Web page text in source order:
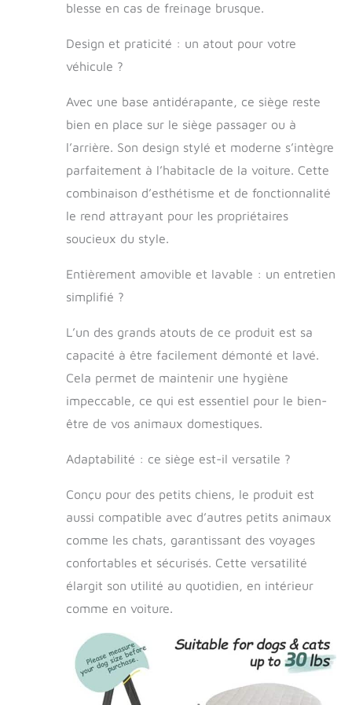
auto pour
compagnie
dispose de
adapté pour les
petits chiens.
antidérapant ;
canal de ceinture
de sécurité ;
d'amortissement
plusieurs couches
chiens Pratique :
l'installation du
chiens dans la
voiture est
extrêmement
simple. Il peut être
utilisé dans tous
les véhicules,
sièges avant que
sur les sièges
arrière. Fermeture
éclair à l'intérieur
pour un retrait
facile de la
machine, et facile
à remonter
Polyvalence : le
siège auto pour
blesse en cas de freinage brusque.
Design et praticité : un atout pour votre
véhicule ?
Avec une base antidérapante, ce siège reste
bien en place sur le siège passager ou à
l’arrière. Son design stylé et moderne s’intègre
parfaitement à l’habitacle de la voiture. Cette
combinaison d’esthétisme et de fonctionnalité
le rend attrayant pour les propriétaires
soucieux du style.
Entièrement amovible et lavable : un entretien
simplifié ?
L’un des grands atouts de ce produit est sa
capacité à être facilement démonté et lavé.
Cela permet de maintenir une hygiène
impeccable, ce qui est essentiel pour le bien-
être de vos animaux domestiques.
Adaptabilité : ce siège est-il versatile ?
Conçu pour des petits chiens, le produit est
aussi compatible avec d’autres petits animaux
comme les chats, garantissant des voyages
confortables et sécurisés. Cette versatilité
élargit son utilité au quotidien, en intérieur
comme en voiture.